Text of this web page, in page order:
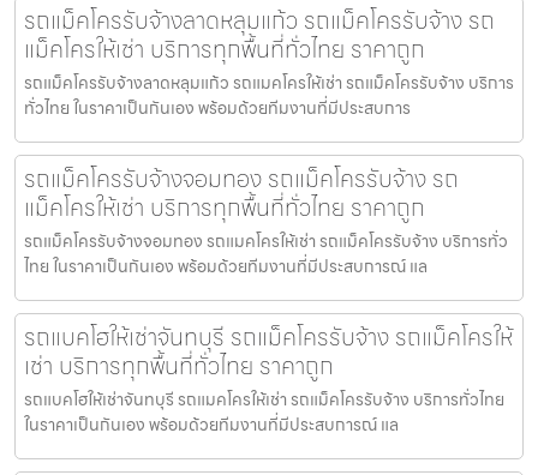
รถแม็คโครรับจ้างลาดหลุมแก้ว รถแม็คโครรับจ้าง รถ
แม็คโครให้เช่า บริการทุกพื้นที่ทั่วไทย ราคาถูก
รถแม็คโครรับจ้างลาดหลุมแก้ว รถแมคโครให้เช่า รถแม็คโครรับจ้าง บริการ
ทั่วไทย ในราคาเป็นกันเอง พร้อมด้วยทีมงานที่มีประสบการ
รถแม็คโครรับจ้างจอมทอง รถแม็คโครรับจ้าง รถ
แม็คโครให้เช่า บริการทุกพื้นที่ทั่วไทย ราคาถูก
รถแม็คโครรับจ้างจอมทอง รถแมคโครให้เช่า รถแม็คโครรับจ้าง บริการทั่ว
ไทย ในราคาเป็นกันเอง พร้อมด้วยทีมงานที่มีประสบการณ์ แล
รถแบคโฮให้เช่าจันทบุรี รถแม็คโครรับจ้าง รถแม็คโครให้
เช่า บริการทุกพื้นที่ทั่วไทย ราคาถูก
รถแบคโฮให้เช่าจันทบุรี รถแมคโครให้เช่า รถแม็คโครรับจ้าง บริการทั่วไทย
ในราคาเป็นกันเอง พร้อมด้วยทีมงานที่มีประสบการณ์ แล